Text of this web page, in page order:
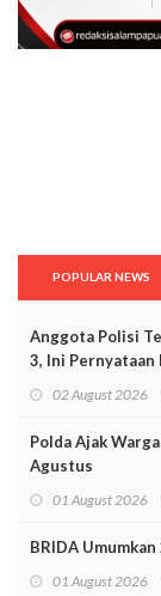
POPULAR NEWS
Anggota Polisi
3, Ini
02 August 2026
Polda Ajak
Agustus
01 August 2026
BRIDA
01 August 2026